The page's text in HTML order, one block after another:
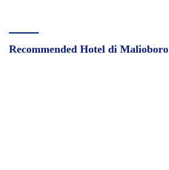
Recommended Hotel di Malioboro